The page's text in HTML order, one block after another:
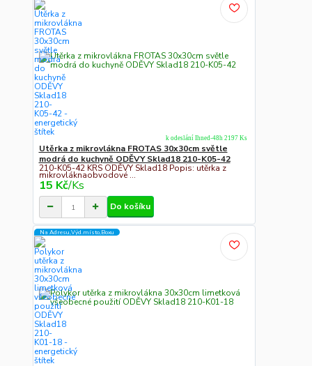
Utěrka z mikrovlákna FROTAS 30x30cm světle
modrá do kuchyně ODĚVY Sklad18 210-K05-42
210-K05-42 KRS ODĚVY Sklad18 Popis: utěrka z
mikrovláknaobvodové ...
15 Kč/Ks
k odeslání Ihned-48h 2197 Ks
Do košíku
Na Adresu,Výd.místo,Boxu